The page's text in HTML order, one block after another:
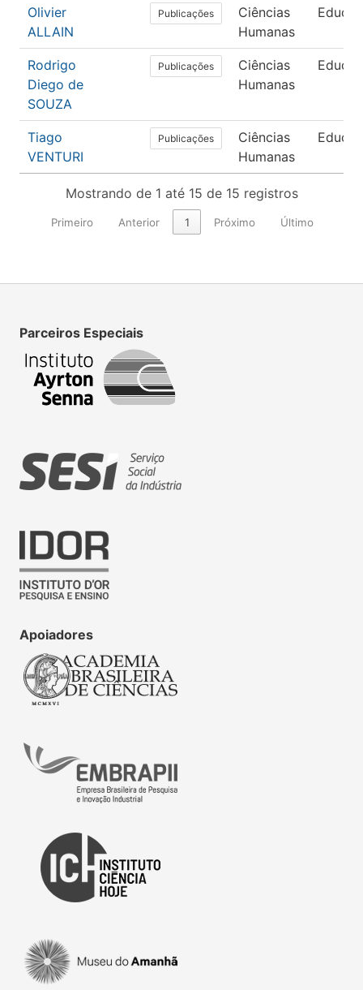
Olivier
ALLAIN
Publicações
Ciências
Humanas
Rodrigo
Diego de
SOUZA
Publicações
Ciências
Humanas
Tiago
VENTURI
Publicações
Ciências
Humanas
Mostrando de 1 até 15 de 15 registros
Primeiro Anterior 1 Próximo Último
Parceiros Especiais
Apoiadores